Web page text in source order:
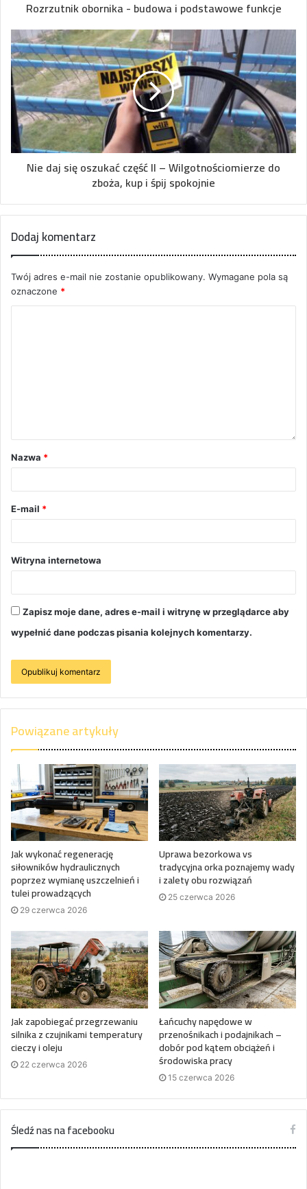
Rozrzutnik obornika - budowa i podstawowe funkcje
Nie daj się oszukać część II – Wilgotnościomierze do
zboża, kup i śpij spokojnie
Dodaj komentarz
Twój adres e-mail nie zostanie opublikowany. Wymagane pola są
oznaczone *
Nazwa *
E-mail *
Witryna internetowa
Zapisz moje dane, adres e-mail i witrynę w przeglądarce aby
wypełnić dane podczas pisania kolejnych komentarzy.
Powiązane artykuły
Jak wykonać regenerację
siłowników hydraulicznych
poprzez wymianę uszczelnień i
tulei prowadzących
29 czerwca 2026
Uprawa bezorkowa vs
tradycyjna orka poznajemy wady
i zalety obu rozwiązań
25 czerwca 2026
Jak zapobiegać przegrzewaniu
silnika z czujnikami temperatury
cieczy i oleju
22 czerwca 2026
Łańcuchy napędowe w
przenośnikach i podajnikach –
dobór pod kątem obciążeń i
środowiska pracy
15 czerwca 2026
Śledź nas na facebooku